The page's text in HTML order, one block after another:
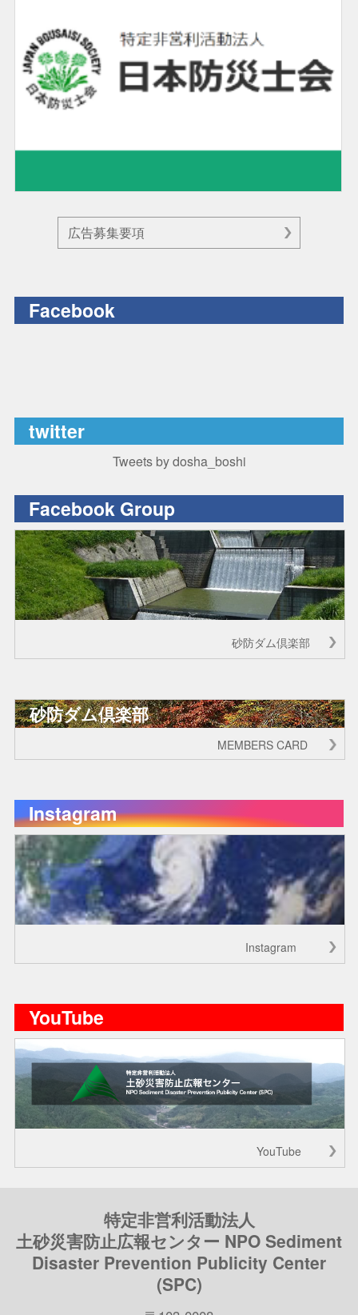
広告募集要項
Facebook
twitter
Tweets by dosha_boshi
Facebook Group
砂防ダム倶楽部
砂防ダム倶楽部
MEMBERS CARD
Instagram
Instagram
YouTube
YouTube
特定非営利活動法人
土砂災害防止広報センター NPO Sediment
Disaster Prevention Publicity Center
(SPC)